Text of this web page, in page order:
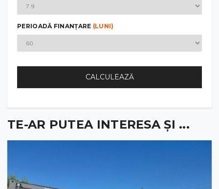
PERIOADĂ FINANȚARE (LUNI)
CALCULEAZĂ
TE-AR PUTEA INTERESA ȘI ...